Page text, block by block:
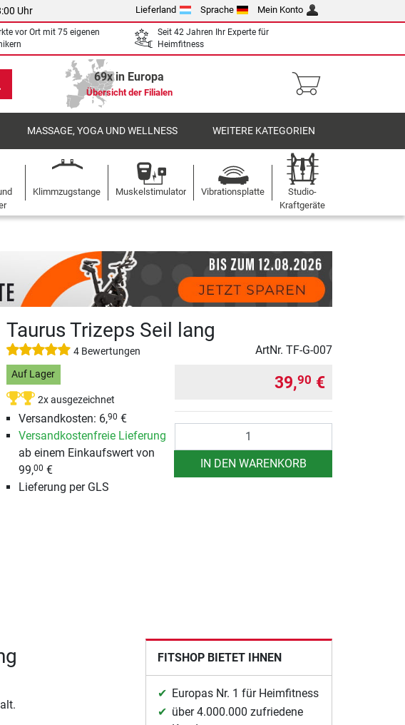
Uhr Lieferland Sprache Mein Konto
vor Ort mit 75 eigenen
Seit 42 Jahren Ihr Experte für
Heimfitness
69x in Europa
Übersicht der Filialen
MASSAGE, YOGA UND WELLNESS WEITERE KATEGORIEN
Klimmzugstange Muskelstimulator Vibrationsplatte
Studio-
Kraftgeräte
Taurus Trizeps Seil lang
4 Bewertungen ArtNr. TF-G-007
Auf Lager
2x ausgezeichnet
Versandkosten: 6,90 €
Versandkostenfreie Lieferung
ab einem Einkaufswert von
99,00 €
Lieferung per GLS
39,90 €
IN DEN WARENKORB
FITSHOP BIETET IHNEN
Europas Nr. 1 für Heimfitness
über 4.000.000 zufriedene